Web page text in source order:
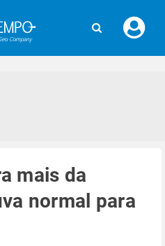
seu
mais da
normal para